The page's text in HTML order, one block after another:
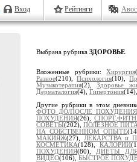
Вход Рейтинги
Выбрана рубрика ЗДОРОВЬЕ
Вложенные рубрики:Хирургия
Разное(210),Психология(10),
Музыкотерапия(2),Здоровье
Дерматалогия(4), Гипертония
Другие рубрики в этом
ФОТО ДО/ПОСЛЕ ПОХУДЕНИЯ
ПОХУДЕНИЯ(26),
СОВЕТЫ(202), ПОЛЕЗНОЕ
НА СОБСТВЕННОМ ОПЫТЕ
МАКИЯЖ(27),
ЛЕКАРСТВА и
КОСМЕТИКА(128),КАЛОРИИ
ПОХУДЕНИЯ(80), ДИЕТЫ
ВИДЕО(106), БЫСТРОЕ